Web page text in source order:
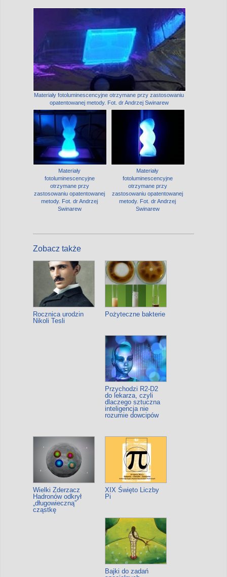
Materiały fotoluminescencyjne otrzymane przy zastosowaniu
opatentowanej metody. Fot. dr Andrzej Swinarew
Materiały
fotoluminescencyjne
otrzymane przy
zastosowaniu opatentowanej
metody. Fot. dr Andrzej
Swinarew
Materiały
fotoluminescencyjne
otrzymane przy
zastosowaniu opatentowanej
metody. Fot. dr Andrzej
Swinarew
Zobacz także
Rocznica urodzin
Nikoli Tesli
Pożyteczne bakterie
Przychodzi R2-D2
do lekarza, czyli
dlaczego sztuczna
inteligencja nie
rozumie dowcipów
Wielki Zderzacz
Hadronów odkrył
„długowieczną”
cząstkę
XIX Święto Liczby
Pi
Bajki do zadań